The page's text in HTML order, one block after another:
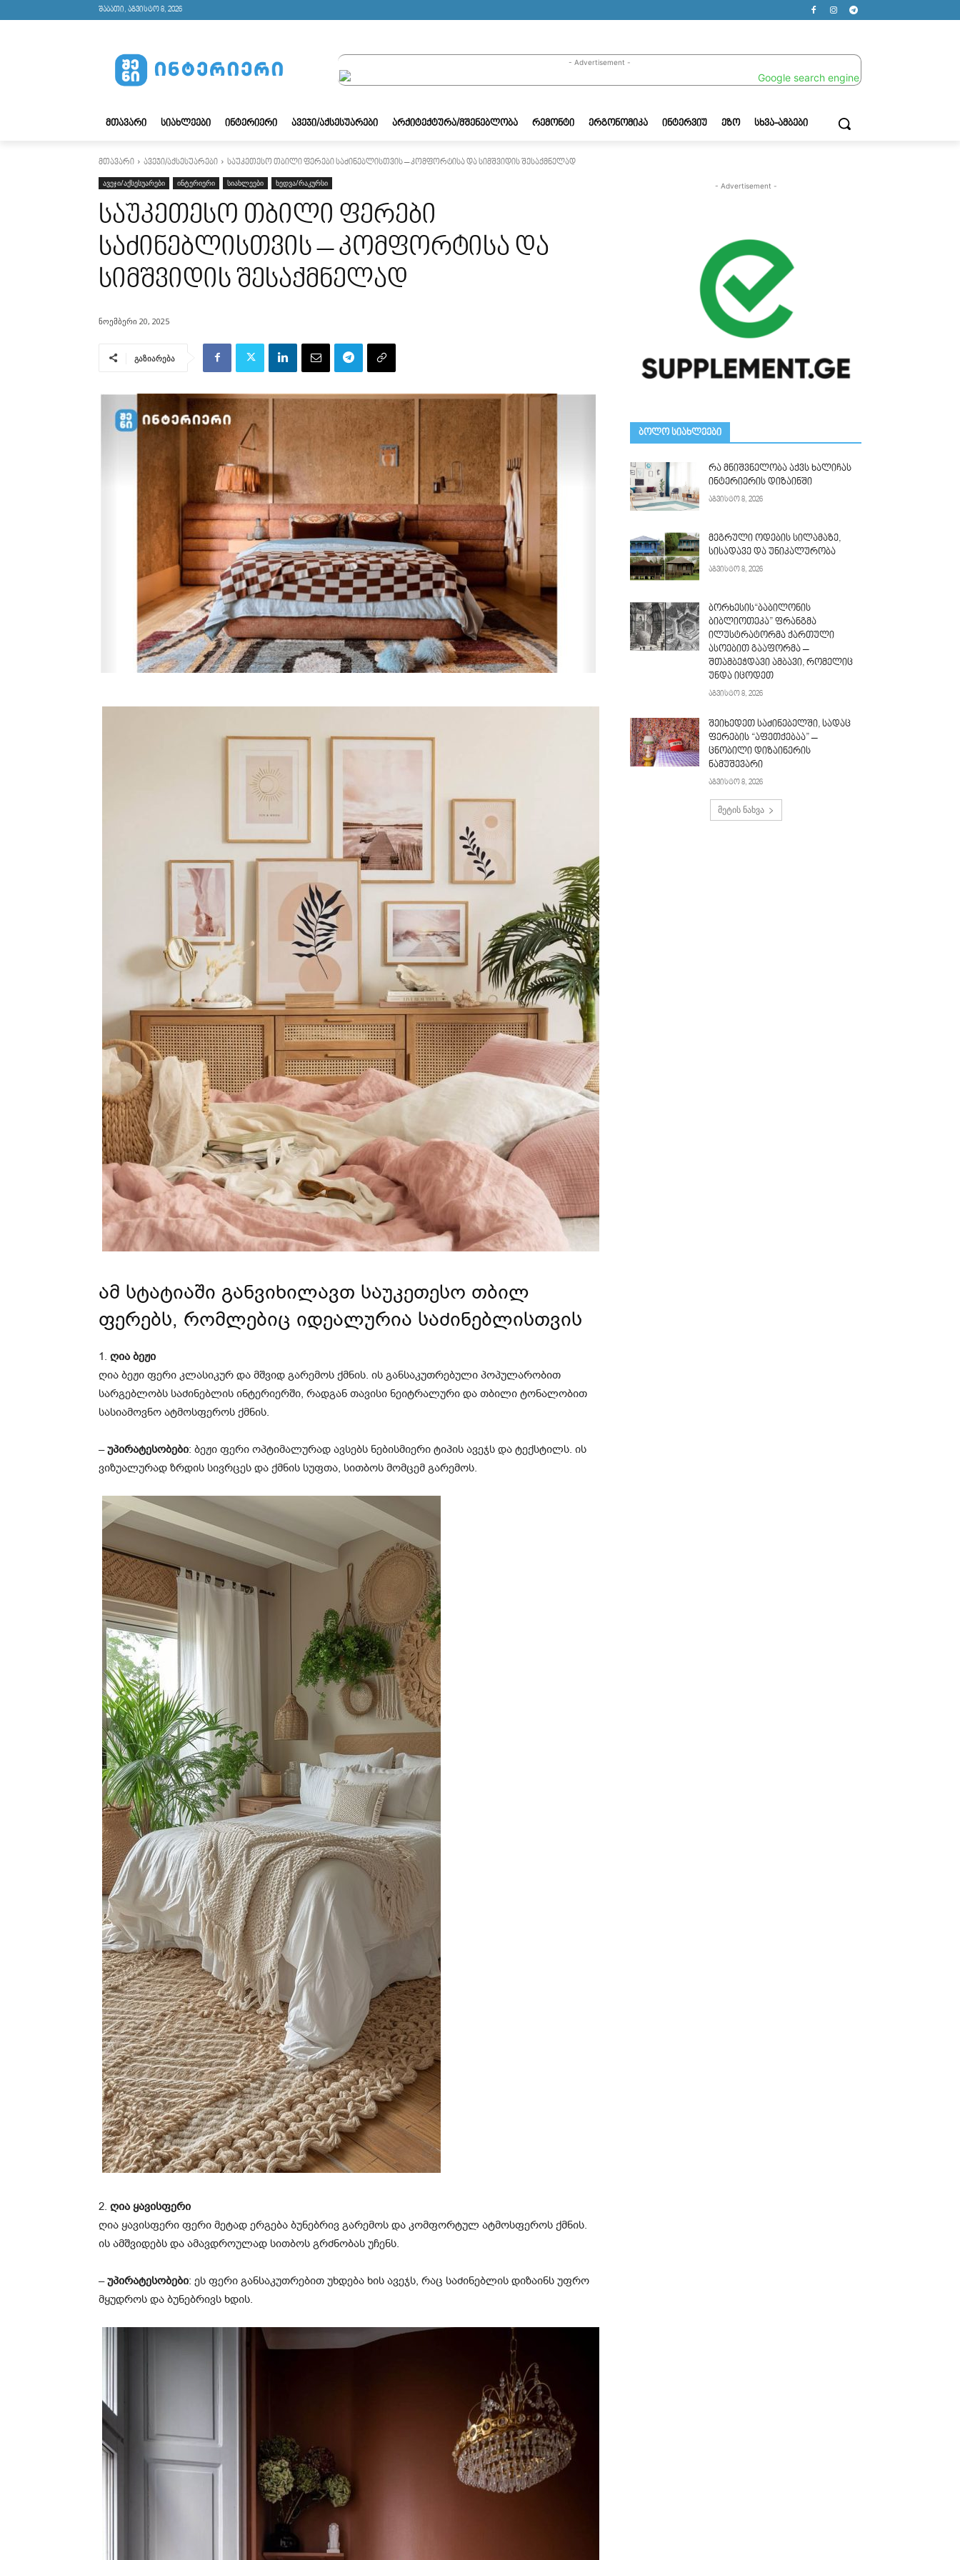
შაბათი, აგვისტო 8, 2026
- Advertisement -
ᲛᲗᲐᲕᲐᲠᲘ ᲡᲘᲐᲮᲚᲔᲔᲑᲘ ᲘᲜᲢᲔᲠᲘᲔᲠᲘ ᲐᲕᲔᲯᲘ/ᲐᲥᲡᲔᲡᲣᲐᲠᲔᲑᲘ ᲐᲠᲥᲘᲢᲔᲥᲢᲣᲠᲐ/ᲛᲨᲔᲜᲔᲑᲚᲝᲑᲐ ᲠᲔᲛᲝᲜᲢᲘ ᲔᲠᲒᲝᲜᲝᲛᲘᲙᲐ ᲘᲜᲢᲔᲠᲕᲘᲣ ᲔᲖᲝ ᲡᲮᲕᲐ-ᲐᲛᲑᲔᲑᲘ
მთავარი ავეჯი/აქსესუარები საუკეთესო თბილი ფერები საძინებლისთვის – კომფორტისა და სიმშვიდის შესაქმნელად
ავეჯი/აქსესუარები ინტერიერი სიახლეები ხედვა/რაკურსი
საუკეთესო თბილი ფერები
საძინებლისთვის – კომფორტისა და
სიმშვიდის შესაქმნელად
ნოემბერი 20, 2025
გაზიარება
ამ სტატიაში განვიხილავთ საუკეთესო თბილ
ფერებს, რომლებიც იდეალურია საძინებლისთვის
1. ღია ბეჟი
ღია ბეჟი ფერი კლასიკურ და მშვიდ გარემოს ქმნის. ის განსაკუთრებული პოპულარობით
სარგებლობს საძინებლის ინტერიერში, რადგან თავისი ნეიტრალური და თბილი ტონალობით
სასიამოვნო ატმოსფეროს ქმნის.
–უპირატესობები: ბეჟი ფერი ოპტიმალურად ავსებს ნებისმიერი ტიპის ავეჯს და ტექსტილს. ის
ვიზუალურად ზრდის სივრცეს და ქმნის სუფთა, სითბოს მომცემ გარემოს.
2. ღია ყავისფერი
ღია ყავისფერი ფერი მეტად ერგება ბუნებრივ გარემოს და კომფორტულ ატმოსფეროს ქმნის.
ის ამშვიდებს და ამავდროულად სითბოს გრძნობას უჩენს.
–უპირატესობები: ეს ფერი განსაკუთრებით უხდება ხის ავეჯს, რაც საძინებლის დიზაინს უფრო
მყუდროს და ბუნებრივს ხდის.
- Advertisement -
ᲑᲝᲚᲝ ᲡᲘᲐᲮᲚᲔᲔᲑᲘ
რა მნიშვნელობა აქვს ხალიჩას
ინტერიერის დიზაინში
აგვისტო 8, 2026
მეგრული ოდების სილამაზე,
სისადავე და უნიკალურობა
აგვისტო 8, 2026
ბორხესის“ბაბილონის
ბიბლიოთეკა” ფრანგმა
ილუსტრატორმა ქართული
ასოებით გააფორმა –
შთამბეჭდავი ამბავი, რომელიც
უნდა იცოდეთ
აგვისტო 8, 2026
შეიხედეთ საძინებელში, სადაც
ფერების “აფეთქებაა” –
ცნობილი დიზაინერის
ნამუშევარი
აგვისტო 8, 2026
მეტის ნახვა